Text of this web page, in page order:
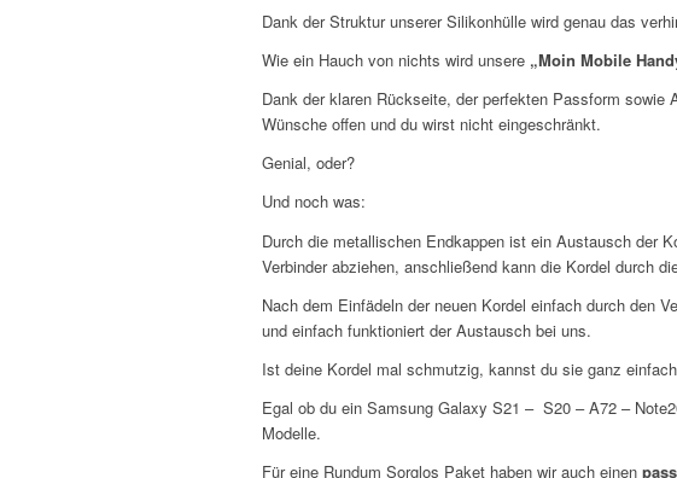
Dank der Struktur unserer Silikonhülle wird genau das
Wie ein Hauch von nichts wird unsere „Moin Mobile
Dank der klaren Rückseite, der perfekten Passform
Wünsche offen und du wirst nicht eingeschränkt.
Genial, oder?
Und noch was:
Durch die metallischen Endkappen ist ein Austausch der
Verbinder abziehen, anschließend kann die Kordel durch
Nach dem Einfädeln der neuen Kordel einfach durch den
und einfach funktioniert der Austausch bei uns.
Ist deine Kordel mal schmutzig, kannst du sie ganz
Egal ob du ein Samsung Galaxy S21 – S20 – A72 –
Modelle.
Für eine Rundum Sorglos Paket haben wir auch einen